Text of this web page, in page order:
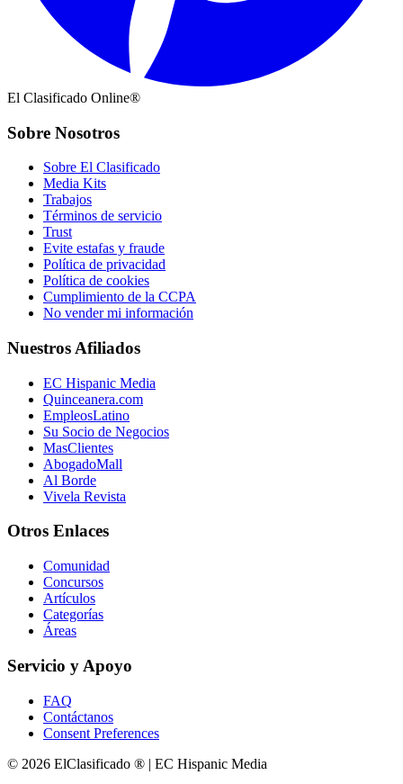
El Clasificado Online®
Sobre Nosotros
Sobre El Clasificado
Media Kits
Trabajos
Términos de servicio
Trust
Evite estafas y fraude
Política de privacidad
Política de cookies
Cumplimiento de la CCPA
No vender mi información
Nuestros Afiliados
EC Hispanic Media
Quinceanera.com
EmpleosLatino
Su Socio de Negocios
MasClientes
AbogadoMall
Al Borde
Vivela Revista
Otros Enlaces
Comunidad
Concursos
Artículos
Categorías
Áreas
Servicio y Apoyo
FAQ
Contáctanos
Consent Preferences
© 2026 ElClasificado ® | EC Hispanic Media